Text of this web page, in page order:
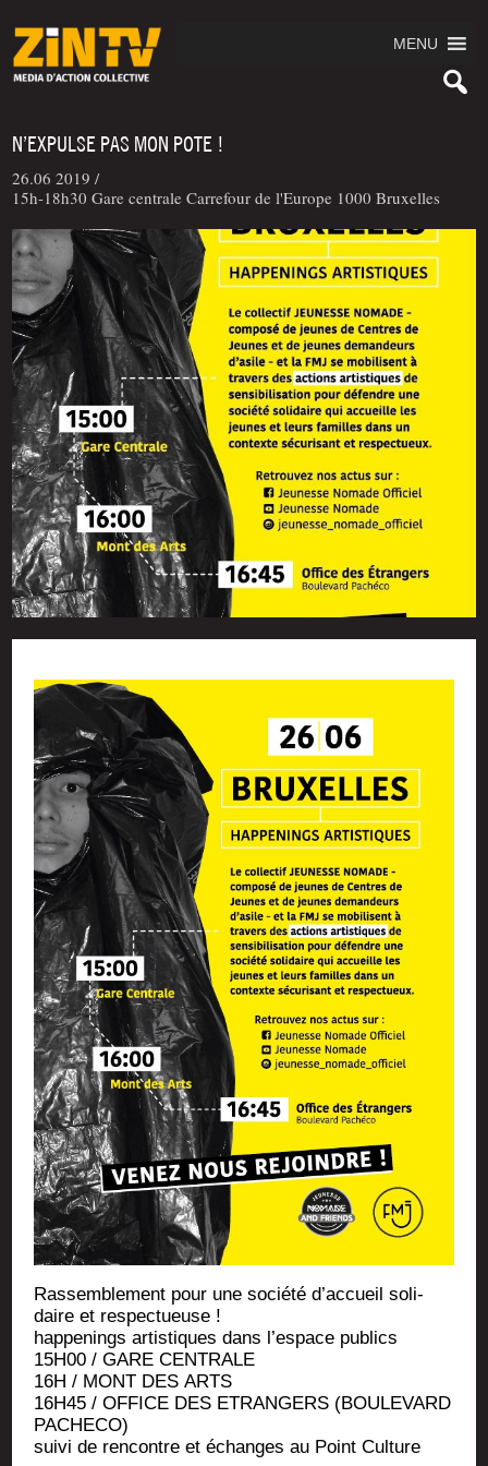
MENU
N’EXPULSE PAS MON POTE !
26.06 2019 /
15h-18h30 Gare centrale Carrefour de l'Europe 1000 Bruxelles
Ras­sem­ble­ment pour une socié­té d’ac­cueil soli­
daire et respectueuse !
hap­pe­nings artis­tiques dans l’es­pace publics
15H00 / GARE CENTRALE
16H / MONT DES ARTS
16H45 / OFFICE DES ETRANGERS (BOULEVARD
PACHECO)
sui­vi de ren­contre et échanges au Point Culture